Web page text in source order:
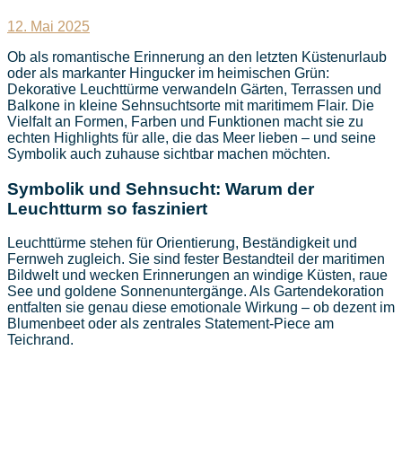
12. Mai 2025
Ob als romantische Erinnerung an den letzten Küstenurlaub
oder als markanter Hingucker im heimischen Grün:
Dekorative Leuchttürme verwandeln Gärten, Terrassen und
Balkone in kleine Sehnsuchtsorte mit maritimem Flair. Die
Vielfalt an Formen, Farben und Funktionen macht sie zu
echten Highlights für alle, die das Meer lieben – und seine
Symbolik auch zuhause sichtbar machen möchten.
Symbolik und Sehnsucht: Warum der
Leuchtturm so fasziniert
Leuchttürme stehen für Orientierung, Beständigkeit und
Fernweh zugleich. Sie sind fester Bestandteil der maritimen
Bildwelt und wecken Erinnerungen an windige Küsten, raue
See und goldene Sonnenuntergänge. Als Gartendekoration
entfalten sie genau diese emotionale Wirkung – ob dezent im
Blumenbeet oder als zentrales Statement-Piece am
Teichrand.